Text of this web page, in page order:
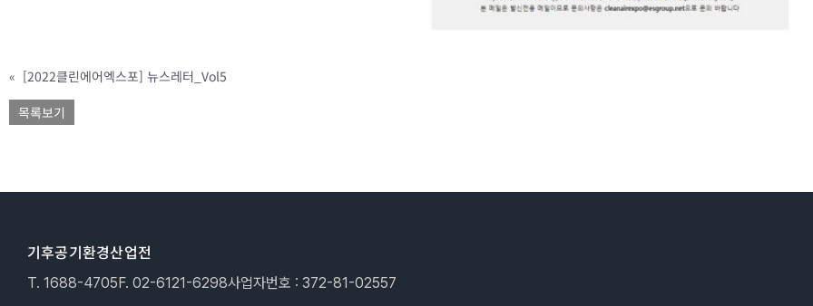
« [2022클린에어엑스포] 뉴스레터_Vol5
목록보기
기후공기환경산업전
T. 1688-4705F. 02-6121-6298사업자번호 : 372-81-02557